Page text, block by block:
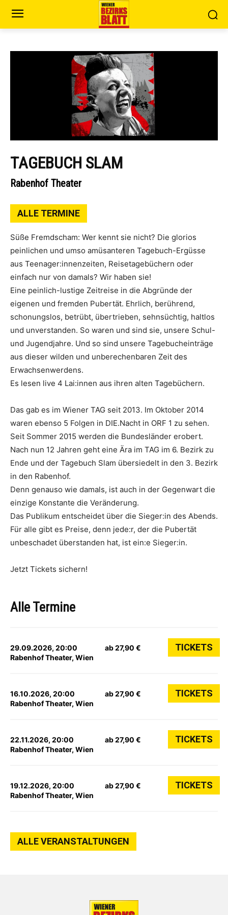
TAGEBUCH SLAM
Rabenhof Theater
ALLE TERMINE
Süße Fremdscham: Wer kennt sie nicht? Die glorios
peinlichen und umso amüsanteren Tagebuch-Ergüsse
aus Teenager:innenzeiten, Reisetagebüchern oder
einfach nur von damals? Wir haben sie!
Eine peinlich-lustige Zeitreise in die Abgründe der
eigenen und fremden Pubertät. Ehrlich, berührend,
schonungslos, betrübt, übertrieben, sehnsüchtig, haltlos
und unverstanden. So waren und sind sie, unsere Schul-
und Jugendjahre. Und so sind unsere Tagebucheinträge
aus dieser wilden und unberechenbaren Zeit des
Erwachsenwerdens.
Es lesen live 4 Lai:innen aus ihren alten Tagebüchern.
Das gab es im Wiener TAG seit 2013. Im Oktober 2014
waren ebenso 5 Folgen in DIE.Nacht in ORF 1 zu sehen.
Seit Sommer 2015 werden die Bundesländer erobert.
Nach nun 12 Jahren geht eine Ära im TAG im 6. Bezirk zu
Ende und der Tagebuch Slam übersiedelt in den 3. Bezirk
in den Rabenhof.
Denn genauso wie damals, ist auch in der Gegenwart die
einzige Konstante die Veränderung.
Das Publikum entscheidet über die Sieger:in des Abends.
Für alle gibt es Preise, denn jede:r, der die Pubertät
unbeschadet überstanden hat, ist ein:e Sieger:in.
Jetzt Tickets sichern!
Alle Termine
29.09.2026, 20:00
Rabenhof Theater, Wien
ab 27,90 € TICKETS
16.10.2026, 20:00
Rabenhof Theater, Wien
ab 27,90 € TICKETS
22.11.2026, 20:00
Rabenhof Theater, Wien
ab 27,90 € TICKETS
19.12.2026, 20:00
Rabenhof Theater, Wien
ab 27,90 € TICKETS
ALLE VERANSTALTUNGEN